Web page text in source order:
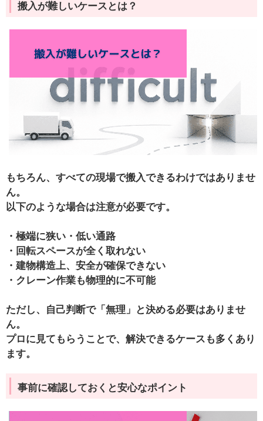
搬入が難しいケースとは？
もちろん、すべての現場で搬入できるわけではありませ
ん。
以下のような場合は注意が必要です。
・極端に狭い・低い通路
・回転スペースが全く取れない
・建物構造上、安全が確保できない
・クレーン作業も物理的に不可能
ただし、
自己判断で「無理」と決める必要はありませ
ん。
プロに見てもらうことで、解決できるケースも多くあり
ます。
事前に確認しておくと安心なポイント